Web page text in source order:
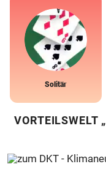
Solitär
VORTEILSWELT